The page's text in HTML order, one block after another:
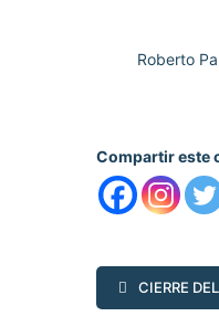
Roberto
Compartir este
CIERRE